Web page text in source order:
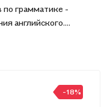
по грамматике -
английского.
языком, и
устно с помощью
-18%